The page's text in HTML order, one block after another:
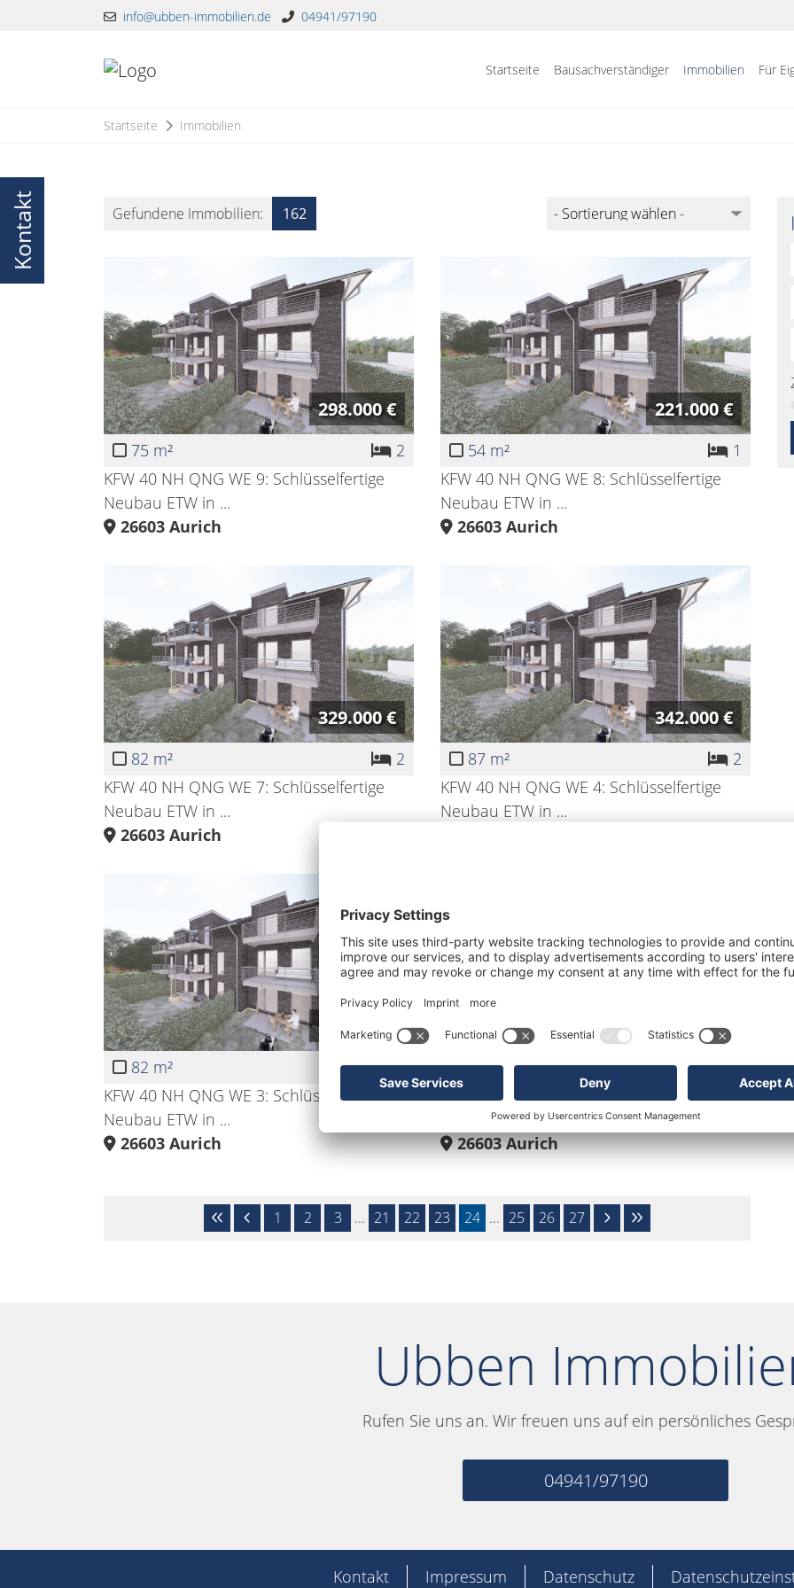
info@ubben-immobilien.de 04941/97190
Startseite Bausachverständiger Immobilien Für
Startseite Immobilien
Gefundene Immobilien: 162
298.000 €
75 m²
2
KFW 40 NH QNG WE 9: Schlüsselfertige
Neubau ETW in ...
26603 Aurich
221.000 €
54 m²
1
KFW 40 NH QNG WE 8: Schlüsselfertige
Neubau ETW in ...
26603 Aurich
329.000 €
82 m²
2
KFW 40 NH QNG WE 7: Schlüsselfertige
Neubau ETW in ...
26603 Aurich
342.000 €
87 m²
2
KFW 40 NH QNG WE 4: Schlüsselfertige
Neubau ETW in ...
331.000 €
82 m²
2
KFW 40 NH QNG WE 3: Schlüsselfertige
Neubau ETW in ...
26603 Aurich
244.000 €
61 m²
1
Schlüsselfertige Neubau ETW in zentraler
26603Aurich
1 2 3 ... 21 22 23 24 ... 25 26 27
Ubben
Rufen Sie uns an. Wir freuen uns auf ein persönliches
04941/97190
Kontakt Impressum Datenschutz
Kontakt